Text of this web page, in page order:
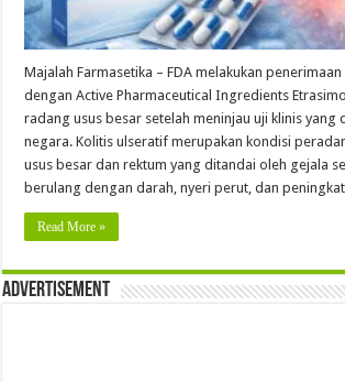
Majalah Farmasetika – FDA melakukan
dengan Active Pharmaceutical Ingredients
radang usus besar setelah meninjau uji klinis yang
negara. Kolitis ulseratif merupakan kondisi
usus besar dan rektum yang ditandai oleh gejala
berulang dengan darah, nyeri perut, dan
Read More »
Advertisement